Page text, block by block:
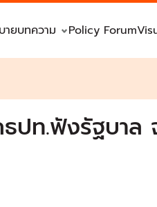
ายบทความ Policy Forum
ธปท.ฟังรัฐบาล